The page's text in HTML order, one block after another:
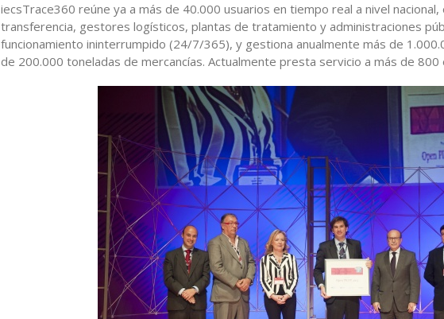
iecsTrace360 reúne ya a más de 40.000 usuarios en tiempo real a nivel
transferencia, gestores logísticos, plantas de tratamiento y administraciones
funcionamiento ininterrumpido (24/7/365), y gestiona anualmente más de
de 200.000 toneladas de mercancías. Actualmente presta servicio a más de 800